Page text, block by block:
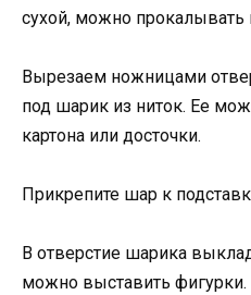
сухой, можно прокалывать
Вырезаем ножницами
под шарик из ниток. Ее
картона или досточки.
Прикрепите шар к
В отверстие шарика
можно выставить фигурки.